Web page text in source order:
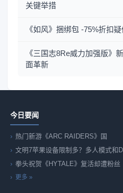
关键举措
《如风》捆绑包 -75%折扣
《三国志8Re威力加强版》
面革新
今日要闻
热门新游《ARC RAIDERS》国
文明7苹果设备限制多？多人模式和
拳头祝贺《HYTALE》复活却遭粉丝
更多 »